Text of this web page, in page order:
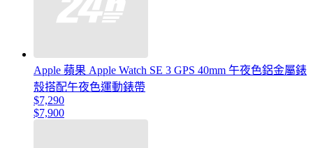
Apple 蘋果 Apple Watch SE 3 GPS 40mm 午夜色鋁金屬錶
殼搭配午夜色運動錶帶
$7,290
$7,900